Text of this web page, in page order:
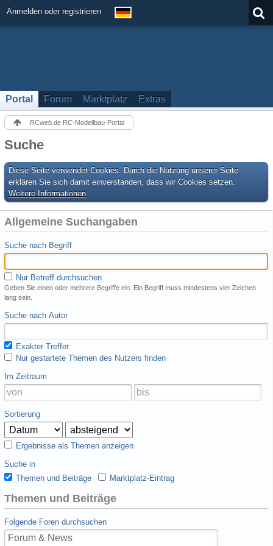
Anmelden oder registrieren
Portal Forum Marktplatz Extras
RCweb.de RC-Modellbau-Portal
Suche
Diese Seite verwendet Cookies. Durch die Nutzung unserer Seite
erklären Sie sich damit einverstanden, dass wir Cookies setzen.
Weitere Informationen
Allgemeine Suchangaben
Suche nach Begriff
Nur Betreff durchsuchen
Geben Sie einen oder mehrere Begriffe ein. Ein Begriff muss mindestens vier Zeichen
lang sein.
Suche nach Autor
Exakter Treffer
Nur gestartete Themen des Nutzers finden
Im Zeitraum
Sortierung
Ergebnisse als Themen anzeigen
Suche in
Themen und Beiträge
Marktplatz-Eintrag
Themen und Beiträge
Folgende Foren durchsuchen